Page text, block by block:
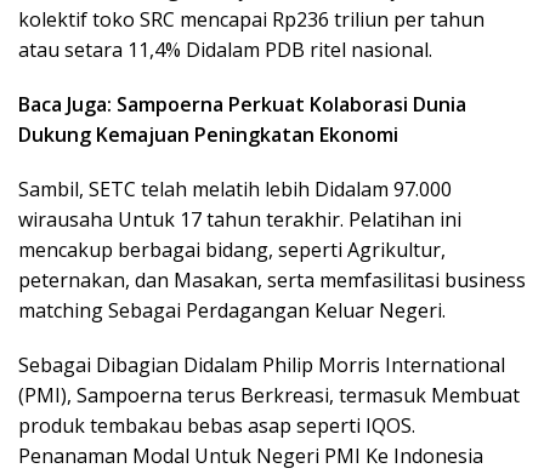
kolektif toko SRC mencapai Rp236 triliun per tahun
atau setara 11,4% Didalam PDB ritel nasional.
Baca Juga: Sampoerna Perkuat Kolaborasi Dunia
Dukung Kemajuan Peningkatan Ekonomi
Sambil, SETC telah melatih lebih Didalam 97.000
wirausaha Untuk 17 tahun terakhir. Pelatihan ini
mencakup berbagai bidang, seperti Agrikultur,
peternakan, dan Masakan, serta memfasilitasi business
matching Sebagai Perdagangan Keluar Negeri.
Sebagai Dibagian Didalam Philip Morris International
(PMI), Sampoerna terus Berkreasi, termasuk Membuat
produk tembakau bebas asap seperti IQOS.
Penanaman Modal Untuk Negeri PMI Ke Indonesia